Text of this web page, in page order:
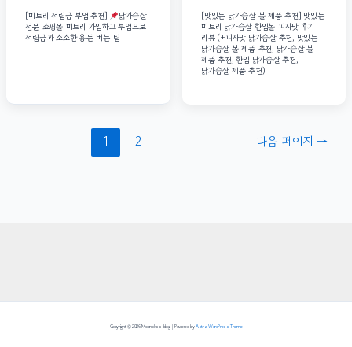
[미트리 적립금 부업 추천]
닭가슴살
전문 쇼핑몰 미트리 가입하고 부업으로
적립금과 소소한 용돈 버는 팁
[맛있는 닭가슴살 볼 제품 추천] 맛있는
미트리 닭가슴살 한입볼 피자맛 후기
리뷰 (+피자맛 닭가슴살 추천, 맛있는
닭가슴살 볼 제품 추천, 닭가슴살 볼
제품 추천, 한입 닭가슴살 추천,
닭가슴살 제품 추천)
1 2 다음 페이지→
Copyright © 2026 Moonoks's blog | Powered byAstra WordPress Theme